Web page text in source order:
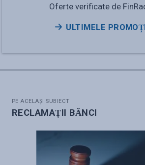
Oferte verificate de
ULTIMELE
PE ACELAȘI SUBIECT
RECLAMAȚII BĂNCI